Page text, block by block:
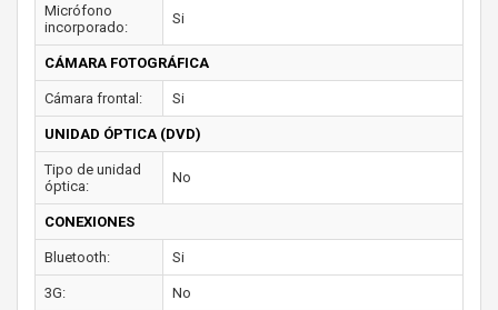
Micrófono
incorporado:
Si
CÁMARA FOTOGRÁFICA
Cámara frontal: Si
UNIDAD ÓPTICA (DVD)
Tipo de unidad
óptica:
No
CONEXIONES
Bluetooth: Si
3G: No